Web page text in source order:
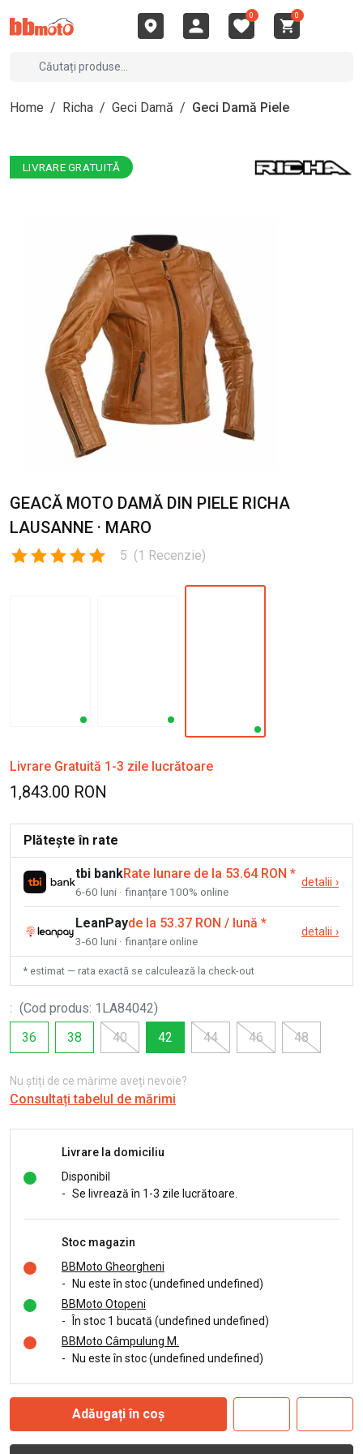
0 0
Home / Richa / Geci Damă / Geci Damă Piele
LIVRARE GRATUITĂ
GEACĂ MOTO DAMĂ DIN PIELE RICHA
LAUSANNE · MARO
5 (1 Recenzie)
Livrare Gratuită 1-3 zile lucrătoare
1,843.00 RON
Plătește în rate
tbi bankRate lunare de la 53.64 RON *
6-60 luni · finanțare 100% online
detalii ›
LeanPayde la 53.37 RON / lună *
3-60 luni · finanțare online
detalii ›
* estimat — rata exactă se calculează la check-out
: (Cod produs: 1LA84042)
36
38 40 42 44 46 48
Nu știți de ce mărime aveți nevoie?
Consultați tabelul de mărimi
Livrare la domiciliu
Disponibil
- Se livrează în 1-3 zile lucrătoare.
Stoc magazin
BBMoto Gheorgheni
-
Nu este în stoc (undefined undefined)
BBMoto Otopeni
-
În stoc 1 bucată (undefined undefined)
BBMoto Câmpulung M.
-
Nu este în stoc (undefined undefined)
Adăugați în coș